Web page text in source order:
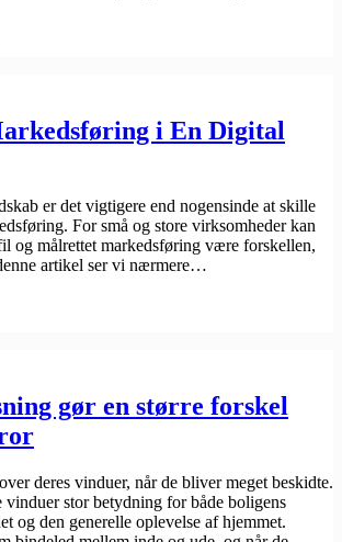
i En Digital
er det vigtigere end nogensinde at skille
For små og store virksomheder kan
og målrettet markedsføring være forskellen,
artikel ser vi nærmere…
gør en større forskel
deres vinduer, når de bliver meget beskidte.
vinduer stor betydning for både boligens
og den generelle oplevelse af hjemmet.